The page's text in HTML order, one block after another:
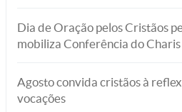
Dia de Oração pelos Cristãos
mobiliza Conferência do Charis
Agosto convida cristãos à
vocações